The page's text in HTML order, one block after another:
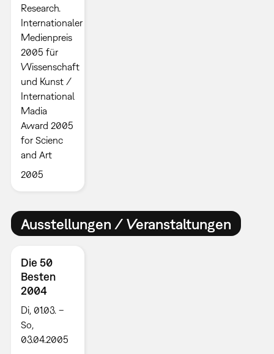
Research.
Internationaler
Medienpreis
2005 für
Wissenschaft
und Kunst /
International
Madia
Award 2005
for Scienc
and Art
2005
Ausstellungen / Veranstaltungen
Die 50
Besten
2004
Di, 01.03. –
So,
03.04.2005